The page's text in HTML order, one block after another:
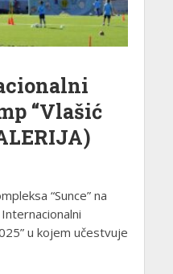
“Vlašić
“Sunce” na
u kojem učestvuje